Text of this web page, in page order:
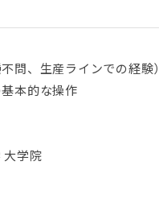
問、生産ラインでの経験）
本的な操作
学院